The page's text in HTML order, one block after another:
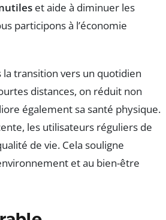
et aide à diminuer les
participons à l’économie
transition vers un quotidien
distances, on réduit non
également sa santé physique.
les utilisateurs réguliers de
de vie. Cela souligne
et au bien-être